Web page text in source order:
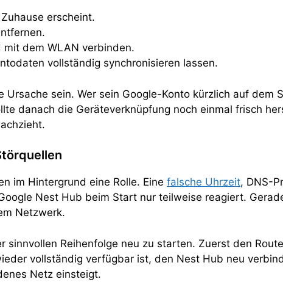
erscheint.
dem WLAN verbinden.
vollständig synchronisieren lassen.
Ursache sein. Wer sein Google-Konto kürzlich auf
danach die Geräteverknüpfung noch einmal frisch
im Hintergrund eine Rolle. Eine falsche Uhrzeit, DNS-
Nest Hub beim Start nur teilweise reagiert.
Netzwerk.
sinnvollen Reihenfolge neu zu starten. Zuerst den
vollständig verfügbar ist, den Nest Hub neu
Netz einsteigt.